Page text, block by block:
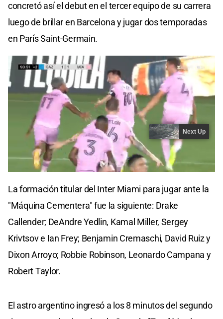
concretó así el debut en el tercer equipo de su carrera
luego de brillar en Barcelona y jugar dos temporadas
en París Saint-Germain.
La formación titular del Inter Miami para jugar ante la
"Máquina Cementera" fue la siguiente: Drake
Callender; DeAndre Yedlin, Kamal Miller, Sergey
Krivtsov e Ian Frey; Benjamin Cremaschi, David Ruiz y
Dixon Arroyo; Robbie Robinson, Leonardo Campana y
Robert Taylor.
El astro argentino ingresó a los 8 minutos del segundo